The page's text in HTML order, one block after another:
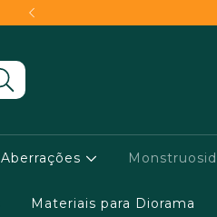
Aberrações
Materiais para Diorama